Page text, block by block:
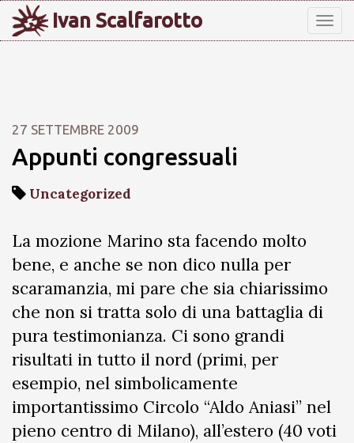
Ivan Scalfarotto
27 SETTEMBRE 2009
Appunti congressuali
Uncategorized
La mozione Marino sta facendo molto
bene, e anche se non dico nulla per
scaramanzia, mi pare che sia chiarissimo
che non si tratta solo di una battaglia di
pura testimonianza. Ci sono grandi
risultati in tutto il nord (primi, per
esempio, nel simbolicamente
importantissimo Circolo “Aldo Aniasi” nel
pieno centro di Milano), all’estero (40 voti